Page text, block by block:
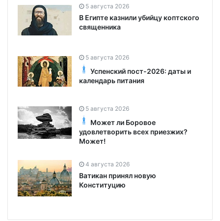
5 августа 2026
В Египте казнили убийцу коптского
священника
5 августа 2026
Успенский пост-2026: даты и
календарь питания
5 августа 2026
Может ли Боровое
удовлетворить всех приезжих?
Может!
4 августа 2026
Ватикан принял новую
Конституцию